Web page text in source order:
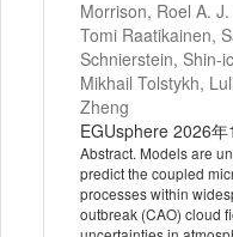
Morrison, Roel A.
Tomi Raatikainen,
Schnierstein, Shin-
Mikhail Tolstykh,
Zheng
EGUsphere 2026年
Abstract. Models are
predict the coupled
processes within
outbreak (CAO) cloud